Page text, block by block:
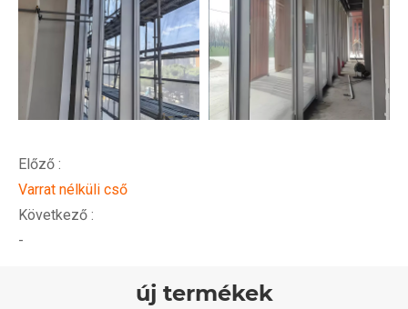
Előző :
Varrat nélküli cső
Következő :
-
új termékek